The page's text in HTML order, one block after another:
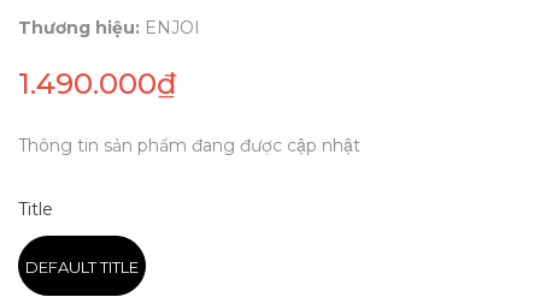
Thương hiệu: ENJOI
1.490.000₫
Thông tin sản phẩm đang được cập nhật
Title
DEFAULT TITLE